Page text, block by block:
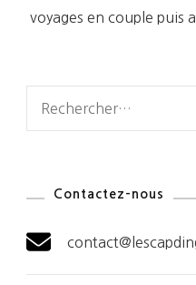
voyages en couple puis
Contactez-nous